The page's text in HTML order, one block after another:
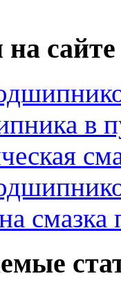
сайте
в